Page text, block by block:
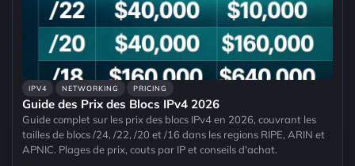
IPV4 NETWORKING PRICING
Guide des Prix des Blocs IPv4 2026
Guide complet sur les prix des blocs IPv4 en 2026, couvrant les
tailles de blocs /24, /22, /20 et /16 dans les regions RIPE, ARIN et
APNIC. Plages de prix, couts par IP et conseils d'achat.